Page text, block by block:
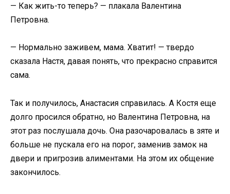
— Как жить-то теперь? — плакала Валентина
Петровна.
— Нормально заживем, мама. Хватит! — твердо
сказала Настя, давая понять, что прекрасно справится
сама.
Так и получилось, Анастасия справилась. А Костя еще
долго просился обратно, но Валентина Петровна, на
этот раз послушала дочь. Она разочаровалась в зяте и
больше не пускала его на порог, заменив замок на
двери и пригрозив алиментами. На этом их общение
закончилось.